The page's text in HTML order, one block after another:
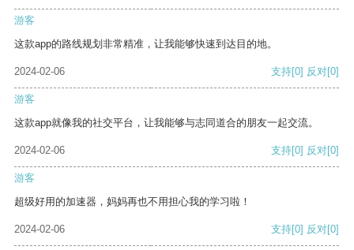
游客
这款app的路线规划非常精准，让我能够快速到达目的地。
2024-02-06 支持[0] 反对[0]
游客
这款app就像我的社交平台，让我能够与志同道合的朋友一起交流。
2024-02-06 支持[0] 反对[0]
游客
超级好用的加速器，妈妈再也不用担心我的学习啦！
2024-02-06 支持[0] 反对[0]